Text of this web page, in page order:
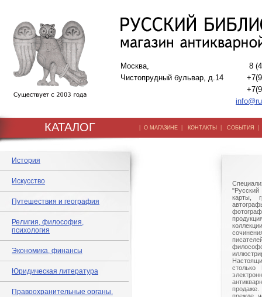
Москва,
Чистопрудный бульвар, д.14
8
КАТАЛОГ | О МАГАЗИНЕ | КОНТАКТЫ | СОБЫТИЯ
История
Искусство
Путешествия и география
Религия, философия,
психология
Экономика, финансы
Юридическая литература
Правоохранительные органы.
"Русский
карты,
столько